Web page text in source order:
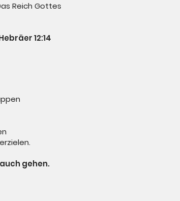
Reich Gottes
12:14
gehen.